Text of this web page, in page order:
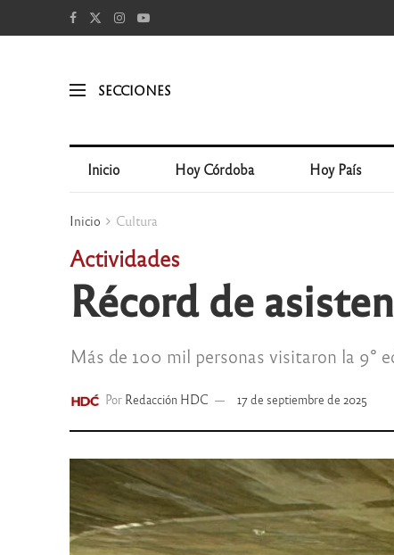
SECCIONES
Inicio Hoy Córdoba Hoy País
Inicio Cultura
Actividades
Récord de
Más de 100 mil personas visitaron la 9°
Por Redacción HDC 17 de septiembre de 2025